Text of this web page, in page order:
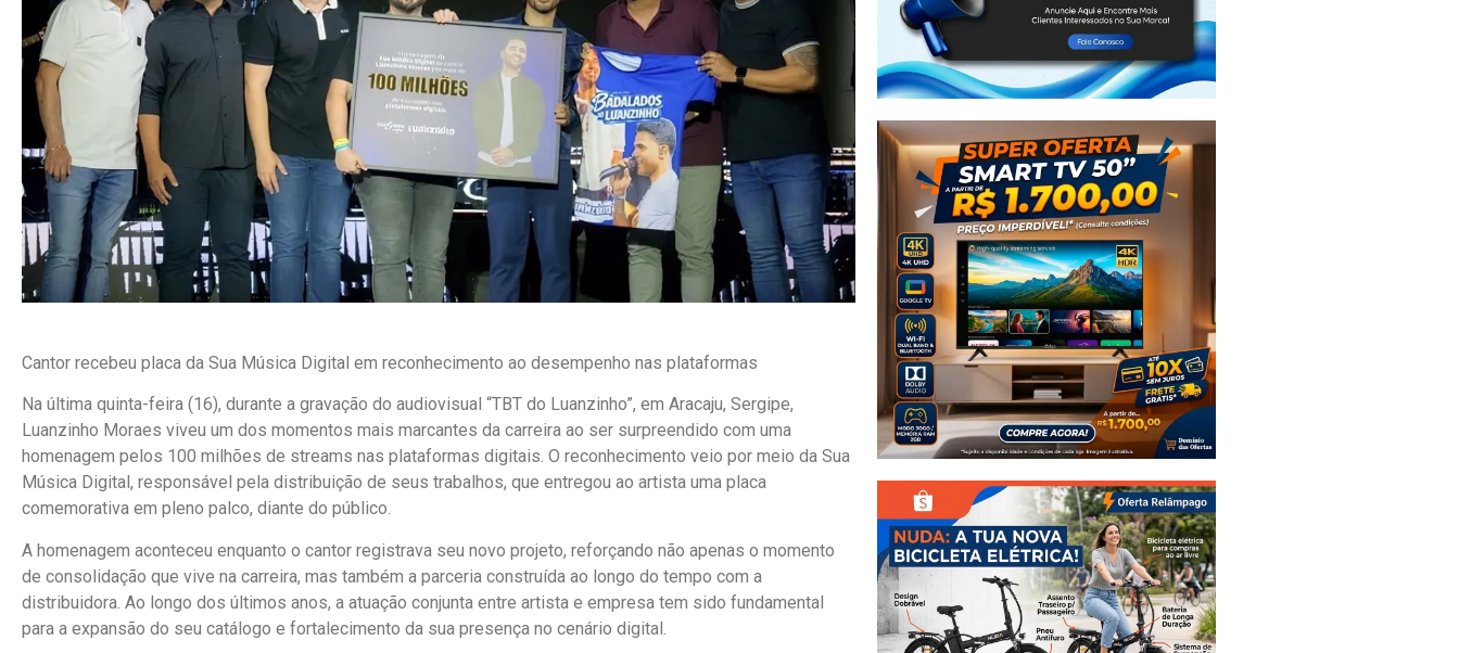
Cantor recebeu placa da Sua Música Digital em reconhecimento ao desempenho nas plataformas
Na última quinta-feira (16), durante a gravação do audiovisual “TBT do Luanzinho”, em Aracaju, Sergipe,
Luanzinho Moraes viveu um dos momentos mais marcantes da carreira ao ser surpreendido com uma
homenagem pelos 100 milhões de streams nas plataformas digitais. O reconhecimento veio por meio da Sua
Música Digital, responsável pela distribuição de seus trabalhos, que entregou ao artista uma placa
comemorativa em pleno palco, diante do público.
A homenagem aconteceu enquanto o cantor registrava seu novo projeto, reforçando não apenas o momento
de consolidação que vive na carreira, mas também a parceria construída ao longo do tempo com a
distribuidora. Ao longo dos últimos anos, a atuação conjunta entre artista e empresa tem sido fundamental
para a expansão do seu catálogo e fortalecimento da sua presença no cenário digital.